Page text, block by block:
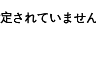
されていませ